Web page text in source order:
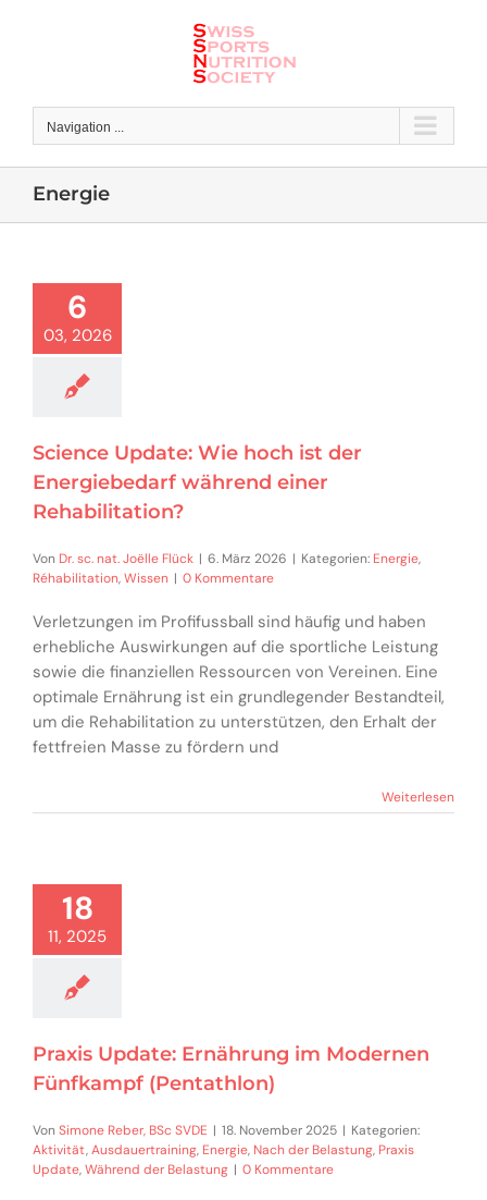
Navigation ...
Energie
6
03, 2026
Science Update: Wie hoch ist der
Energiebedarf während einer
Rehabilitation?
Von Dr. sc. nat. Joëlle Flück | 6. März 2026 | Kategorien: Energie,
Réhabilitation,Wissen | 0 Kommentare
Verletzungen im Profifussball sind häufig und haben
erhebliche Auswirkungen auf die sportliche Leistung
sowie die finanziellen Ressourcen von Vereinen. Eine
optimale Ernährung ist ein grundlegender Bestandteil,
um die Rehabilitation zu unterstützen, den Erhalt der
fettfreien Masse zu fördern und
Weiterlesen
18
11, 2025
Praxis Update: Ernährung im Modernen
Fünfkampf (Pentathlon)
Von Simone Reber, BSc SVDE | 18. November 2025 | Kategorien:
Aktivität,Ausdauertraining, Energie, Nach der Belastung, Praxis
Update,Während der Belastung | 0 Kommentare